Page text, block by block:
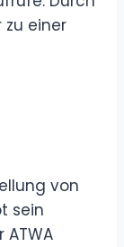
einer
von
sein